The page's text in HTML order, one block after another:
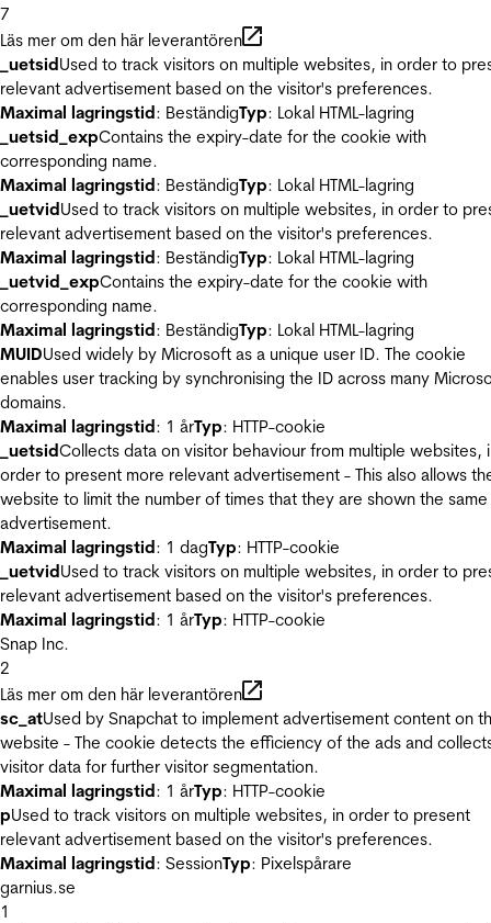
7
Läs mer om den här leverantören
_uetsidUsed to track visitors on multiple websites, in order to
relevant advertisement based on the visitor's preferences.
Maximal lagringstid: BeständigTyp: Lokal HTML-lagring
_uetsid_expContains the expiry-date for the cookie with
corresponding name.
Maximal lagringstid: BeständigTyp: Lokal HTML-lagring
_uetvidUsed to track visitors on multiple websites, in order to
relevant advertisement based on the visitor's preferences.
Maximal lagringstid: BeständigTyp: Lokal HTML-lagring
_uetvid_expContains the expiry-date for the cookie with
corresponding name.
Maximal lagringstid: BeständigTyp: Lokal HTML-lagring
MUIDUsed widely by Microsoft as a unique user ID. The cookie
enables user tracking by synchronising the ID across many
domains.
Maximal lagringstid: 1 årTyp: HTTP-cookie
_uetsidCollects data on visitor behaviour from multiple websites,
order to present more relevant advertisement - This also allows
website to limit the number of times that they are shown the same
advertisement.
Maximal lagringstid: 1 dagTyp: HTTP-cookie
_uetvidUsed to track visitors on multiple websites, in order to
relevant advertisement based on the visitor's preferences.
Maximal lagringstid: 1 årTyp: HTTP-cookie
Snap Inc.
2
Läs mer om den här leverantören
sc_atUsed by Snapchat to implement advertisement content on
website - The cookie detects the efficiency of the ads and
visitor data for further visitor segmentation.
Maximal lagringstid: 1 årTyp: HTTP-cookie
pUsed to track visitors on multiple websites, in order to present
relevant advertisement based on the visitor's preferences.
Maximal lagringstid: SessionTyp: Pixelspårare
garnius.se
1